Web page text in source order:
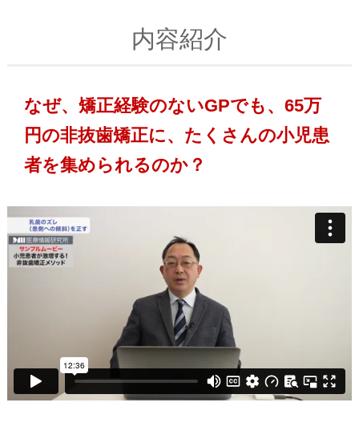
内容紹介
なぜ、矯正経験のないGPでも、65万
円の非抜歯矯正に、たくさんの小児患
者を集められるのか？